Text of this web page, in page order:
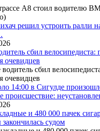
решил устроить ралли
сбил велосипедиста:
очевидцев
14:00 в Сигулде
происшествие:
и 480 000 пачек
судом